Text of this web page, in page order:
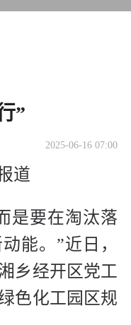
”
2025-06-16 07:00
道
是要在淘汰落
能。”近日，
乡经开区党工
色化工园区规